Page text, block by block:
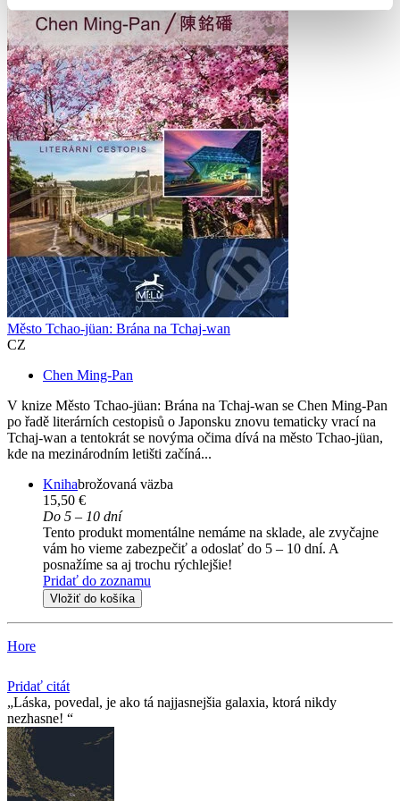
Město Tchao-jüan: Brána na Tchaj-wan
CZ
Chen Ming-Pan
V knize Město Tchao-jüan: Brána na Tchaj-wan se Chen Ming-Pan
po řadě literárních cestopisů o Japonsku znovu tematicky vrací na
Tchaj-wan a tentokrát se novýma očima dívá na město Tchao-jüan,
kde na mezinárodním letišti začíná...
Knihabrožovaná väzba
15,50 €
Do 5 – 10 dní
Tento produkt momentálne nemáme na sklade, ale zvyčajne
vám ho vieme zabezpečiť a odoslať do 5 – 10 dní. A
posnažíme sa aj trochu rýchlejšie!
Pridať do zoznamu
Vložiť do košíka
Hore
Pridať citát
Láska, povedal, je ako tá najjasnejšia galaxia, ktorá nikdy
nezhasne!